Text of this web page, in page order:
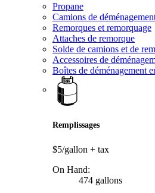
Propane
Camions de
Remorques et remorquage
Attaches de remorque
Solde de camions et de
Accessoires de
Boîtes de déménagement
Remplissages
$5/gallon + tax
On Hand:
474 gallons